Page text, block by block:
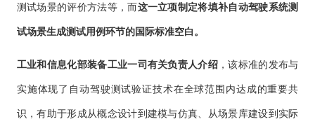
测试场景的评价方法等，而这一立项制定将填补自动驾驶系统测
试场景生成测试用例环节的国际标准空白。
工业和信息化部装备工业一司有关负责人介绍，该标准的发布与
实施体现了自动驾驶测试验证技术在全球范围内达成的重要共
识，有助于形成从概念设计到建模与仿真、从场景库建设到实际